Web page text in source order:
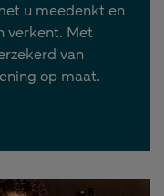
u meedenkt en
verkent. Met
van
op maat.